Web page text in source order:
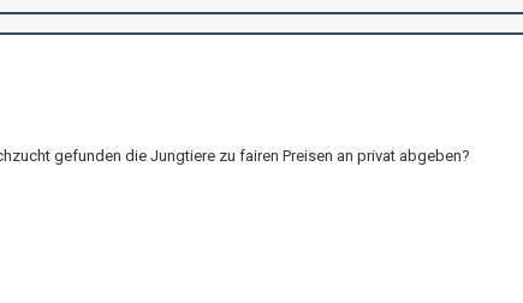
gefunden die Jungtiere zu fairen Preisen an privat abgeben?